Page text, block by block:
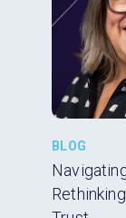
BLOG